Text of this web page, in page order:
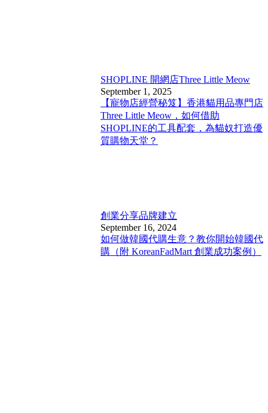
SHOPLINE 開網店Three Little Meow
September 1, 2025
【寵物店經營秘笈】香港貓用品專門店
Three Little Meow，如何借助
SHOPLINE的工具配套，為貓奴打造優
質購物天堂？
創業分享品牌建立
September 16, 2024
如何做韓國代購生意？教你開始韓國代
購（附 KoreanFadMart 創業成功案例）